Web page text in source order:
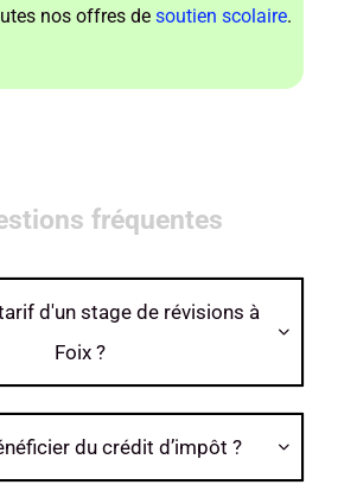
nos offres de soutien scolaire.
fréquentes
d'un stage de révisions à
Foix ?

du crédit d’impôt ? 